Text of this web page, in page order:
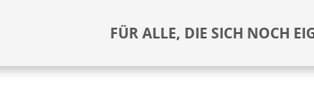
FÜR ALLE, DIE SICH NOCH